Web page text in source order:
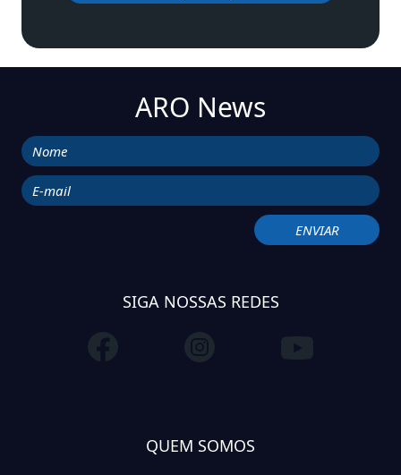
ARO News
SIGA NOSSAS REDES
QUEM SOMOS